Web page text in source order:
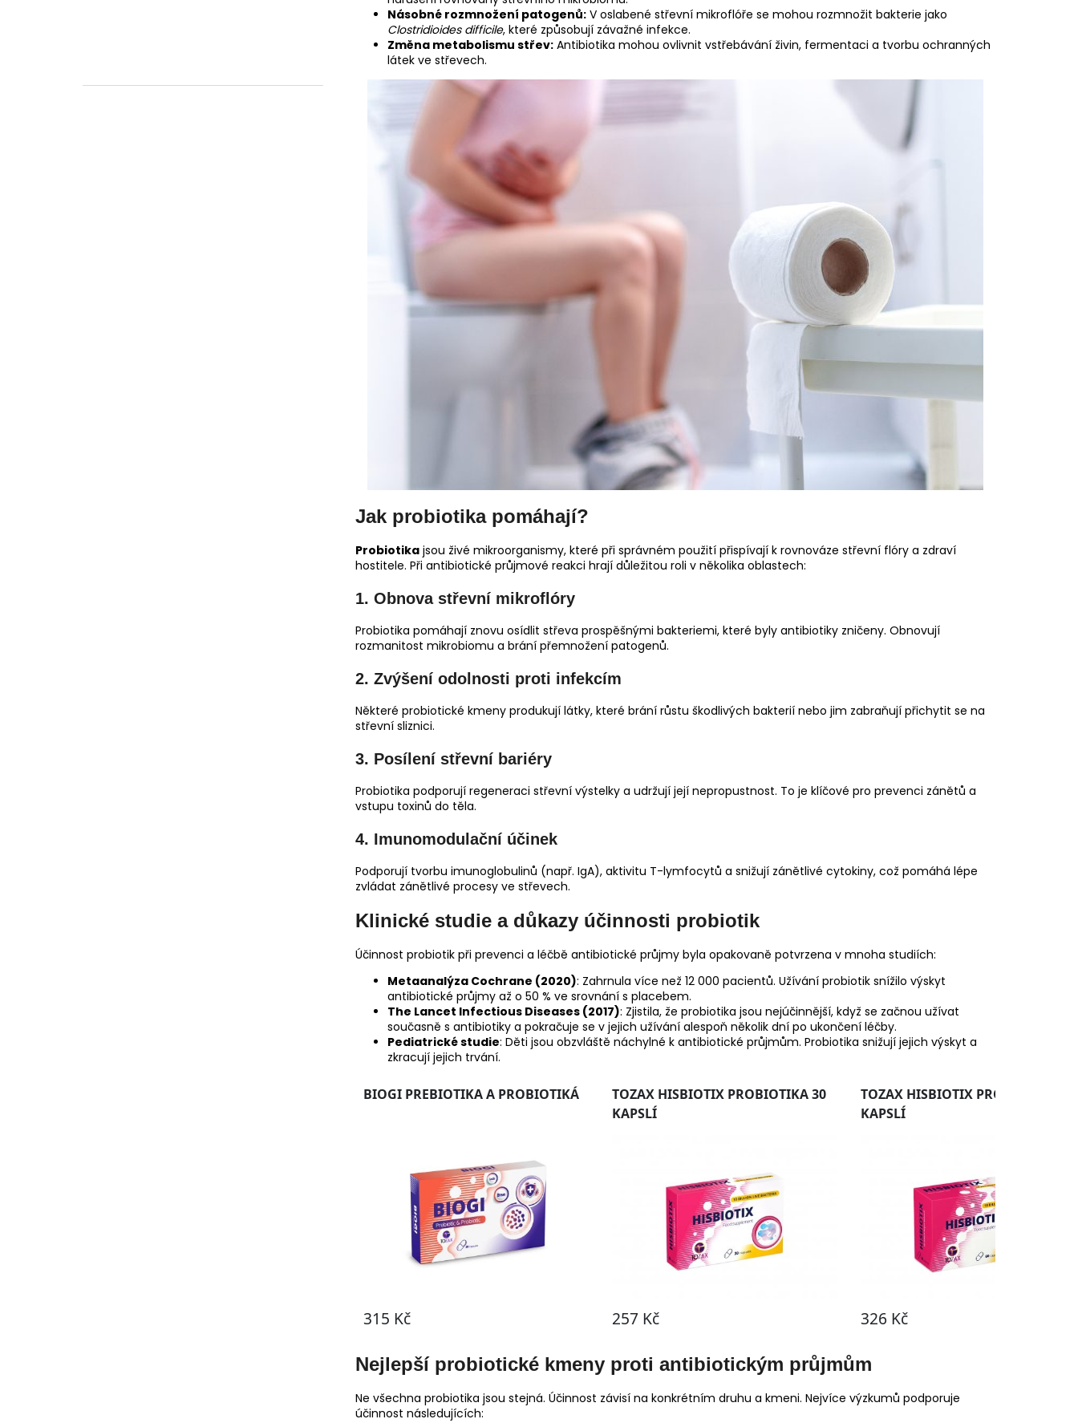
Násobné rozmnožení patogenů: V oslabené střevní mikroflóře se mohou rozmnožit bakterie jako
Clostridioides difficile, které způsobují závažné infekce.
Změna metabolismu střev: Antibiotika mohou ovlivnit vstřebávání živin, fermentaci a tvorbu ochranných
látek ve střevech.
Jak probiotika pomáhají?
Probiotika jsou živé mikroorganismy, které při správném použití přispívají k rovnováze střevní flóry a zdraví
hostitele. Při antibiotické průjmové reakci hrají důležitou roli v několika oblastech:
1. Obnova střevní mikroflóry
Probiotika pomáhají znovu osídlit střeva prospěšnými bakteriemi, které byly antibiotiky zničeny. Obnovují
rozmanitost mikrobiomu a brání přemnožení patogenů.
2. Zvýšení odolnosti proti infekcím
Některé probiotické kmeny produkují látky, které brání růstu škodlivých bakterií nebo jim zabraňují přichytit se na
střevní sliznici.
3. Posílení střevní bariéry
Probiotika podporují regeneraci střevní výstelky a udržují její nepropustnost. To je klíčové pro prevenci zánětů a
vstupu toxinů do těla.
4. Imunomodulační účinek
Podporují tvorbu imunoglobulinů (např. IgA), aktivitu T-lymfocytů a snižují zánětlivé cytokiny, což pomáhá lépe
zvládat zánětlivé procesy ve střevech.
Klinické studie a důkazy účinnosti probiotik
Účinnost probiotik při prevenci a léčbě antibiotické průjmy byla opakovaně potvrzena v mnoha studiích:
Metaanalýza Cochrane (2020): Zahrnula více než 12 000 pacientů. Užívání probiotik snížilo výskyt
antibiotické průjmy až o 50 % ve srovnání s placebem.
The Lancet Infectious Diseases (2017): Zjistila, že probiotika jsou nejúčinnější, když se začnou užívat
současně s antibiotiky a pokračuje se v jejich užívání alespoň několik dní po ukončení léčby.
Pediatrické studie: Děti jsou obzvláště náchylné k antibiotické průjmům. Probiotika snižují jejich výskyt a
zkracují jejich trvání.
Nejlepší probiotické kmeny proti antibiotickým průjmům
Ne všechna probiotika jsou stejná. Účinnost závisí na konkrétním druhu a kmeni. Nejvíce výzkumů podporuje
účinnost následujících: